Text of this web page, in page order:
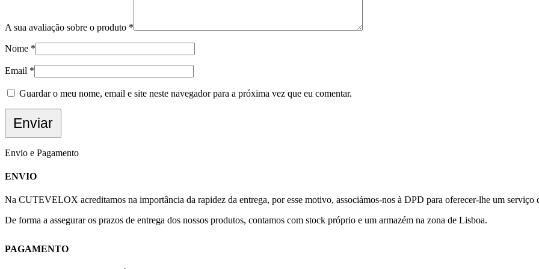
A sua avaliação sobre o produto *
Nome *
Email *
Guardar o meu nome, email e site neste navegador para a próxima vez que eu comentar.
Envio e Pagamento
ENVIO
Na CUTEVELOX acreditamos na importância da rapidez da entrega, por esse motivo, associámos-nos à DPD para oferecer-lhe um serviço
De forma a assegurar os prazos de entrega dos nossos produtos, contamos com stock próprio e um armazém na zona de Lisboa.
PAGAMENTO